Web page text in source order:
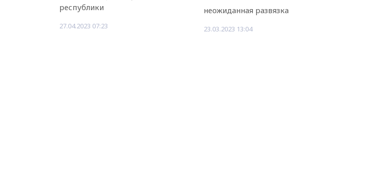
республики
27.04.2023 07:23
неожиданная развязка
23.03.2023 13:04